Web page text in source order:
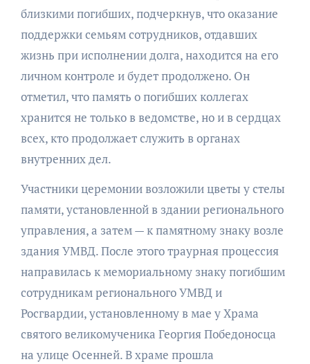
близкими погибших, подчеркнув, что оказание
поддержки семьям сотрудников, отдавших
жизнь при исполнении долга, находится на его
личном контроле и будет продолжено. Он
отметил, что память о погибших коллегах
хранится не только в ведомстве, но и в сердцах
всех, кто продолжает служить в органах
внутренних дел.
Участники церемонии возложили цветы у стелы
памяти, установленной в здании регионального
управления, а затем — к памятному знаку возле
здания УМВД. После этого траурная процессия
направилась к мемориальному знаку погибшим
сотрудникам регионального УМВД и
Росгвардии, установленному в мае у Храма
святого великомученика Георгия Победоносца
на улице Осенней. В храме прошла